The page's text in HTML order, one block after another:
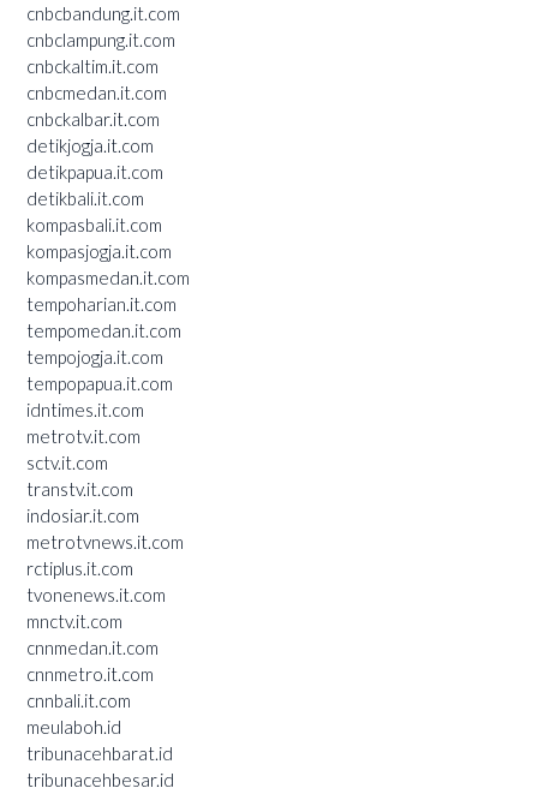
cnbcbandung.it.com
cnbclampung.it.com
cnbckaltim.it.com
cnbcmedan.it.com
cnbckalbar.it.com
detikjogja.it.com
detikpapua.it.com
detikbali.it.com
kompasbali.it.com
kompasjogja.it.com
kompasmedan.it.com
tempoharian.it.com
tempomedan.it.com
tempojogja.it.com
tempopapua.it.com
idntimes.it.com
metrotv.it.com
sctv.it.com
transtv.it.com
indosiar.it.com
metrotvnews.it.com
rctiplus.it.com
tvonenews.it.com
mnctv.it.com
cnnmedan.it.com
cnnmetro.it.com
cnnbali.it.com
meulaboh.id
tribunacehbarat.id
tribunacehbesar.id